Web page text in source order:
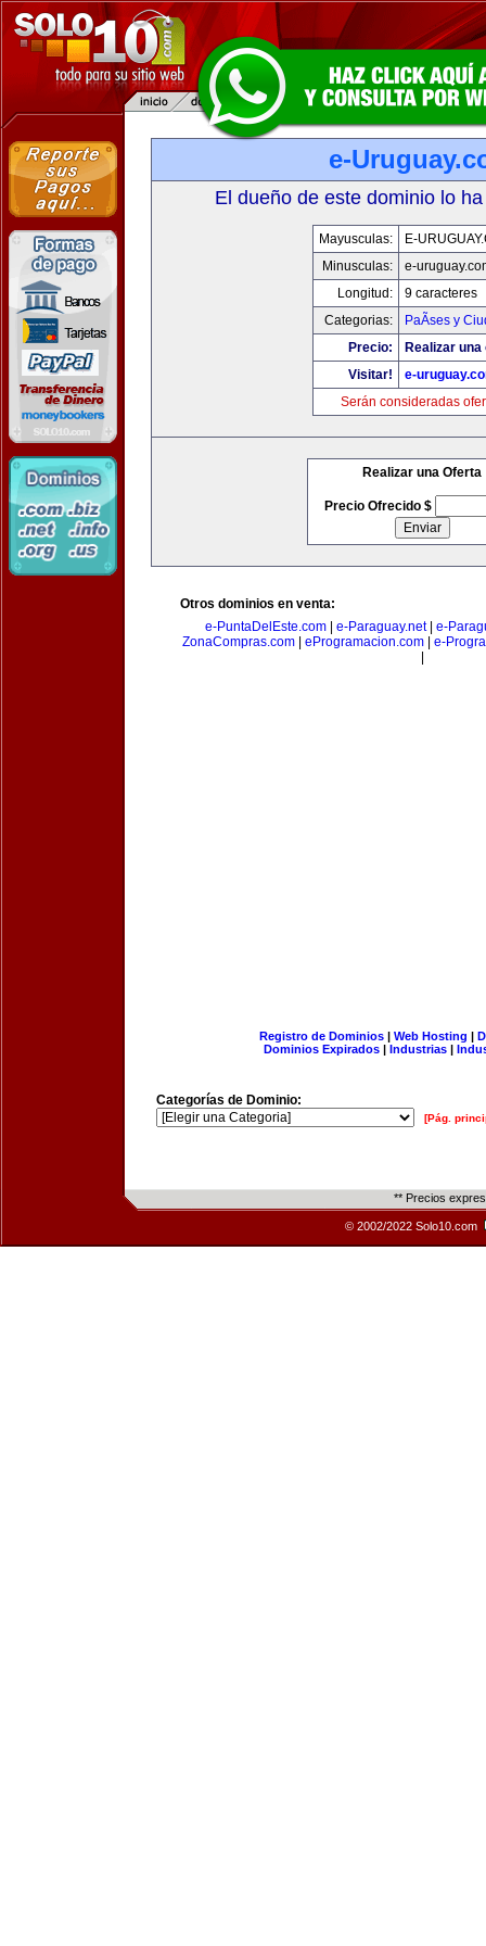
e-
El dueño de este dominio lo
Mayusculas:
E-
Minusculas:
e-
Longitud:
9 caracteres
Categorias:
PaÃ­ses y
Precio:
Realizar
Visitar!
e-
Serán consideradas
Realizar una Oferta
Precio Ofrecido $
Otros dominios en venta:
e-PuntaDelEste.com
e-Paraguay.net| e-
ZonaCompras.com
eProgramacion.com
e-
Registro de Dominios| Web Hosting |
Dominios Expirados | Industrias |
Categorías de Dominio:
[Pág.
** Precios
© 2002/2022 Solo10.com